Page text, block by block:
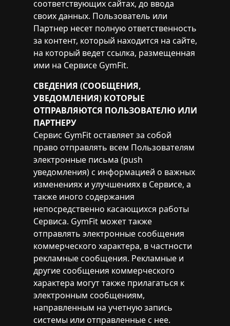
соответствующих сайтах, до ввода
своих данных. Пользователь или
Партнер несет полную ответственность
за контент, который находится на сайте,
на который ведет ссылка, размещенная
ими на Сервисе GymFit.
СВЕДЕНИЯ (СООБЩЕНИЯ,
УВЕДОМЛЕНИЯ) КОТОРЫЕ
ОТПРАВЛЯЮТСЯ ПОЛЬЗОВАТЕЛЮ ИЛИ
ПАРТНЕРУ
Сервис GymFit оставляет за собой
право отправлять всем Пользователям
электронные письма (push
уведомления) с информацией о важных
изменениях и улучшениях в Сервисе, а
также иного содержания
непосредственно касающихся работы
Сервиса. GymFit может также
отправлять электронные сообщения
коммерческого характера, в частности
рекламные сообщения. Рекламные и
другие сообщения коммерческого
характера могут также прилагаться к
электронным сообщениям,
направленным на учетную запись
системы или отправленные с нее.